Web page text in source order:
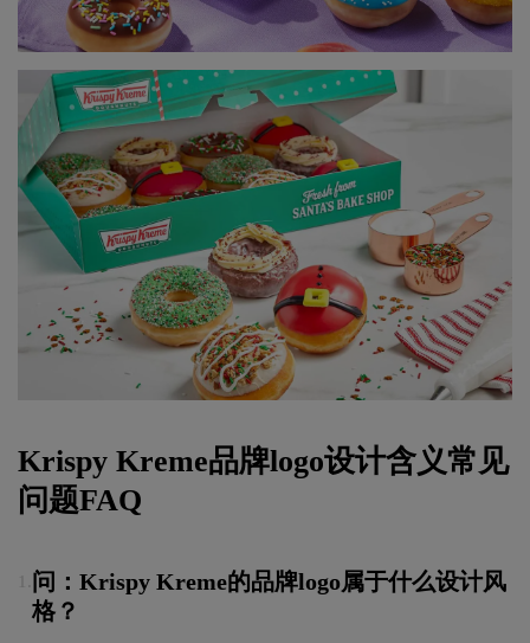
Krispy Kreme品牌logo设计含义常见
问题FAQ
问：Krispy Kreme的品牌logo属于什么设计风
格？